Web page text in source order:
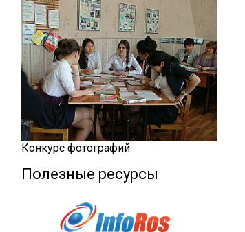
Конкурс фотографий
Полезные ресурсы